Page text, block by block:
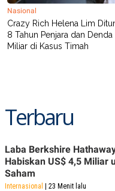
Nasional
Crazy Rich Helena Lim
8 Tahun Penjara dan Denda
Miliar di Kasus Timah
Terbaru
Laba Berkshire
Habiskan US$ 4,5 Miliar
Saham
Internasional | 23 Menit lalu